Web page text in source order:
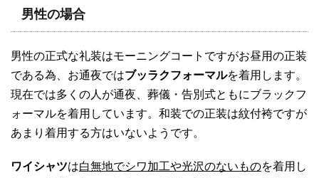
男性の場合
男性の正式な礼装はモーニングコートですがお昼用の正装
である為、お通夜ではブッラクフォーマルを着用します。
現在では多くの人が通夜、葬儀・告別式ともにブラックフ
ォーマルを着用しています。和装での正装は紋付袴ですが
あまり着用する方はいないようです。
ワイシャツは白無地でシワ加工や光沢のないものを着用し